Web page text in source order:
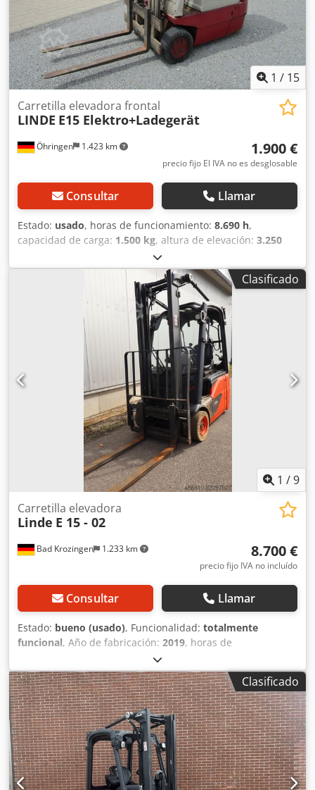
1 / 15
Öhringen 1.423 km
Carretilla elevadora frontal
LINDE E15 Elektro+Ladegerät
1.900 €
precio fijo El IVA no es desglosable
Consultar Llamar
Estado: usado, horas de funcionamiento: 8.690 h,
capacidad de carga: 1.500 kg, altura de elevación: 3.250
eléctrico
construcción:2.800 mm, tipo de engranaje:automático,
protector de cabeza, Carretilla elevadora
Linde E15 con cargador. Capacidad de carga: 1.500 kg.
Peso propio: aproximadamente 3.500 kg. Neumáticos de
goma maciza. Cedpfsw Egtzox Anueha Enganche de
remolque, longitud de las horquillas: aproximadamente
1,10 m. Parabrisas, techo de protección.
Clasificado
1 /9
Bad Krozingen 1.233 km
Carretilla elevadora
Linde E 15 - 02
8.700 €
precio fijo IVA no incluído
Consultar Llamar
Estado: bueno (usado), Funcionalidad: totalmente
funcional, Año de fabricación: 2019, horas de
, capacidad de carga:
altura de elevación:3.350 mm, tipo de combustible:
eléctrico, tipo de mástil:dúplex, altura de construcción:
2.220 mm, longitud de la horquilla:1.110 mm,
Equipamiento:desplazador lateral, Descripción y
equipamiento especial: neumáticos en buen estado,
batería con 70 % de carga, sistema de desplazamiento
lateral, cabina semicerada, cargador. Chsdpfx
Aszktmisnuja
Clasificado